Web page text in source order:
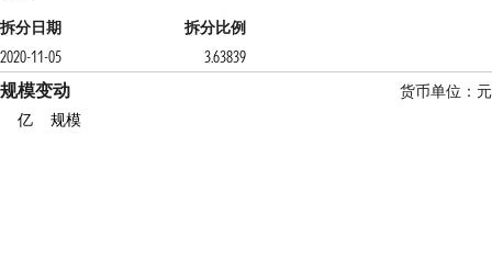
拆分日期
拆分比例
2020-11-05
3.63839
规模变动
货币单位：元
亿
规模